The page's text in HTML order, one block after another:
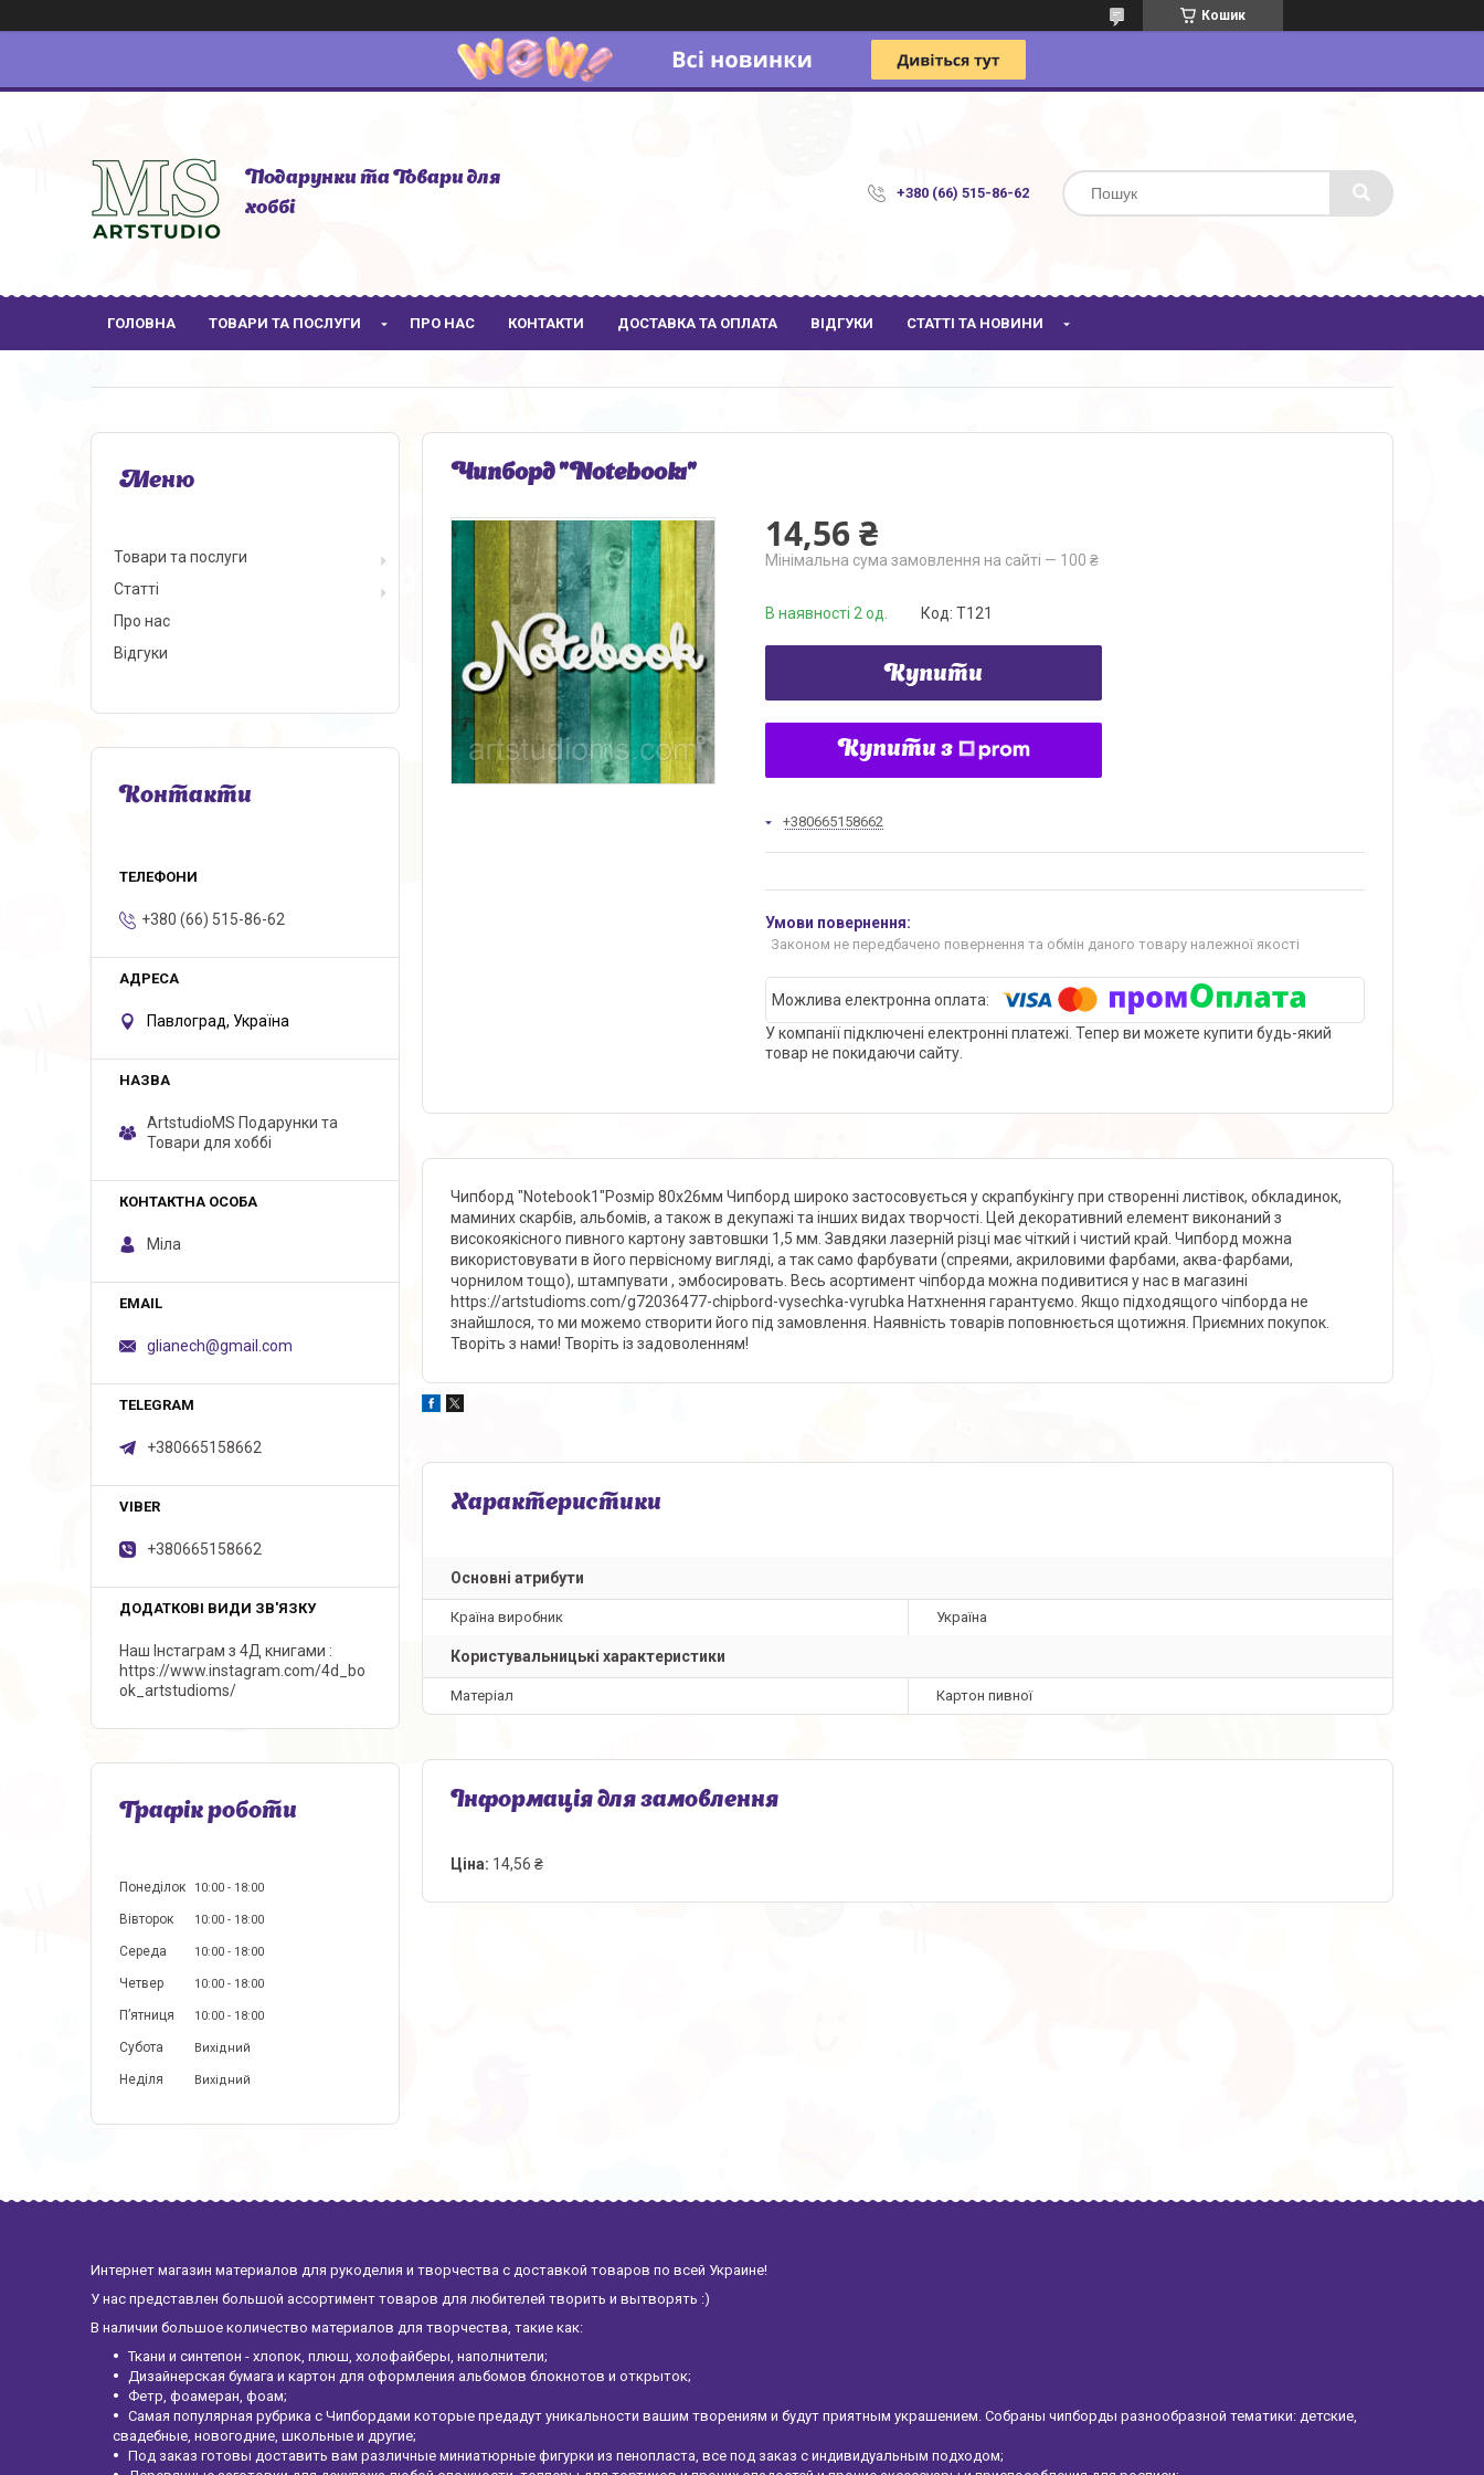
Кошик
Подарунки та Товари для
хоббі
+380 (66) 515-86-62
ГОЛОВНА ТОВАРИ ТА ПОСЛУГИ ПРО НАС КОНТАКТИ ДОСТАВКА ТА ОПЛАТА ВІДГУКИ СТАТТІ ТА НОВИНИ
Чипборд "Notebook1"
14,56 ₴
Мінімальна сума замовлення на сайті — 100 ₴
В наявності 2 од. Код: Т121
Купити
Купити з
+380665158662
Законом не передбачено повернення та обмін даного товару належної якості
У компанії підключені електронні платежі. Тепер ви можете купити будь-який
товар не покидаючи сайту.
Чипборд "Notebook1"Розмір 80х26мм Чипборд широко застосовується у скрапбукінгу при створенні листівок, обкладинок,
маминих скарбів, альбомів, а також в декупажі та інших видах творчості. Цей декоративний елемент виконаний з
високоякісного пивного картону завтовшки 1,5 мм. Завдяки лазерній різці має чіткий і чистий край. Чипборд можна
використовувати в його первісному вигляді, а так само фарбувати (спреями, акриловими фарбами, аква-фарбами,
чорнилом тощо), штампувати , эмбосировать. Весь асортимент чіпборда можна подивитися у нас в магазині
https://artstudioms.com/g72036477-chipbord-vysechka-vyrubka Натхнення гарантуємо. Якщо підходящого чіпборда не
знайшлося, то ми можемо створити його під замовлення. Наявність товарів поповнюється щотижня. Приємних покупок.
Творіть з нами! Творіть із задоволенням!
Характеристики
Основні атрибути
Країна виробник Україна
Користувальницькі характеристики
Матеріал Картон пивної
Інформація для замовлення
Ціна: 14,56 ₴
Товари та послуги
Статті
Про нас
Відгуки
Контакти
+380 (66) 515-86-62
Павлоград, Україна
ArtstudioMS Подарунки та
Товари для хоббі
Міла
glianech@gmail.com
+380665158662
+380665158662
Наш Інстаграм з 4Д книгами
https://www.instagram.com/4d_bo
ok_artstudioms/
Графік роботи
Понеділок 10:00 18:00
Вівторок 10:00 18:00
Середа 10:00 18:00
Четвер 10:00 18:00
Пʼятниця 10:00 18:00
Субота Вихідний
Неділя Вихідний
Интернет магазин материалов для рукоделия и творчества с доставкой товаров по всей Украине!
У нас представлен большой ассортимент товаров для любителей творить и вытворять :)
В наличии большое количество материалов для творчества, такие как:
Ткани и синтепон - хлопок, плюш, холофайберы, наполнители;
Дизайнерская бумага и картон для оформления альбомов блокнотов и открыток;
Фетр, фоамеран, фоам;
Самая популярная рубрика с Чипбордами которые предадут уникальности вашим творениям и будут приятным украшением. Собраны чипборды разнообразной тематики: детские,
свадебные, новогодние, школьные и другие;
Под заказ готовы доставить вам различные миниатюрные фигурки из пенопласта, все под заказ с индивидуальным подходом;